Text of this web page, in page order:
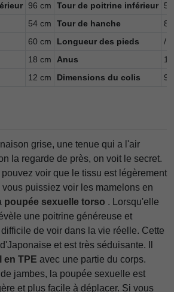
96 cm Tour de poitrine inférieur
54 cm Tour de hanche
60 cm Longueur des pieds
/
18 cm Anus
12 cm Dimensions du colis
grise, une tenue qui a l'air
la regarde de près, on voit le secret.
voir que le tissu est légèrement
puissiez voir les mamelons en
poupée sexuelle torso . Lorsqu'elle
une poitrine généreuse et
de voir dans la vie réelle. Cette
et est très séduisante. Il
en TPE avec une partie du corps.
jambes, la poupée sexuelle est
et plus facile à déplacer. Si vous